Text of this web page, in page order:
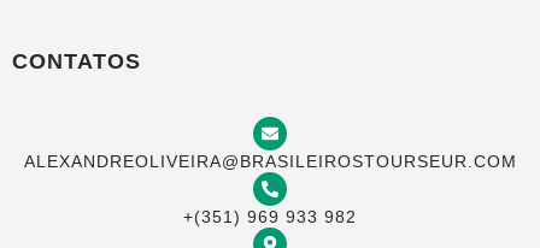
CONTATOS
ALEXANDREOLIVEIRA@BRASILEIROSTOURSEUR.COM
+(351) 969 933 982